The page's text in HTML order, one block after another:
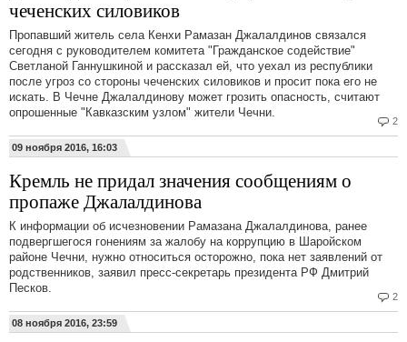
2
чеченских силовиков
Пропавший житель села Кенхи Рамазан Джалалдинов связался
сегодня с руководителем комитета "Гражданское содействие"
Светланой Ганнушкиной и рассказал ей, что уехал из республики
после угроз со стороны чеченских силовиков и просит пока его не
искать. В Чечне Джалалдинову может грозить опасность, считают
опрошенные "Кавказским узлом" жители Чечни.
09 ноября 2016, 16:03
2
Кремль не придал значения сообщениям о
пропаже Джалалдинова
К информации об исчезновении Рамазана Джалалдинова, ранее
подвергшегося гонениям за жалобу на коррупцию в Шаройском
районе Чечни, нужно относиться осторожно, пока нет заявлений от
родственников, заявил пресс-секретарь президента РФ Дмитрий
Песков.
08 ноября 2016, 23:59